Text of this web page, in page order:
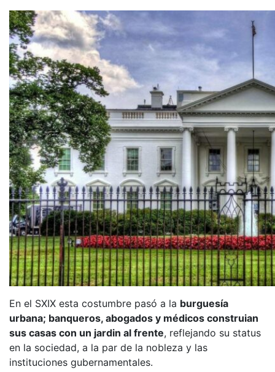
En el SXIX esta costumbre pasó a la burguesía
urbana; banqueros, abogados y médicos construian
sus casas con un jardin al frente, reflejando su status
en la sociedad, a la par de la nobleza y las
instituciones gubernamentales.